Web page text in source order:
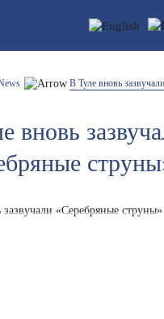
В Туле вновь
вновь